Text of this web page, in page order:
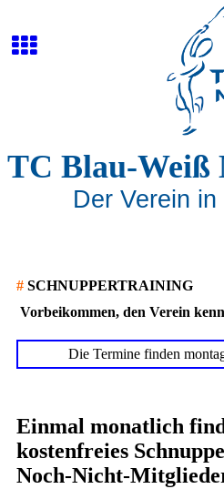
TC Blau-Weiß
Der Verein
#SCHNUPPERTRAINING
Vorbeikommen, den Verein
Die Termine finden
Einmal monatlich
kostenfreies
Noch-Nicht-